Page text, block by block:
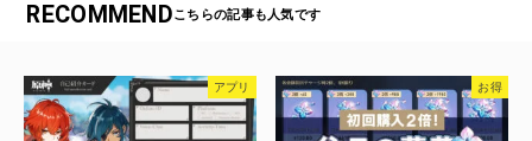
RECOMMEND
アプリ お得